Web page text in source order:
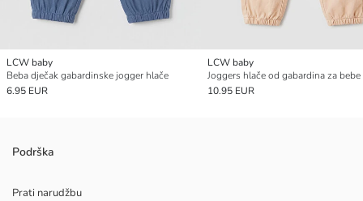
LCW baby
Beba dječak gabardinske jogger hlače
6.95 EUR
LCW baby
Joggers hlače od gabardina za bebe
10.95 EUR
Podrška
Prati narudžbu